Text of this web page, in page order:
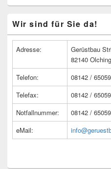
Seitenleisten
Widget-
Wir sind für Sie da!
Adresse:
Gerüstbau
82140 Olching
Telefon:
08142 /
Telefax:
08142 /
Notfallnummer:
08142 /
eMail: